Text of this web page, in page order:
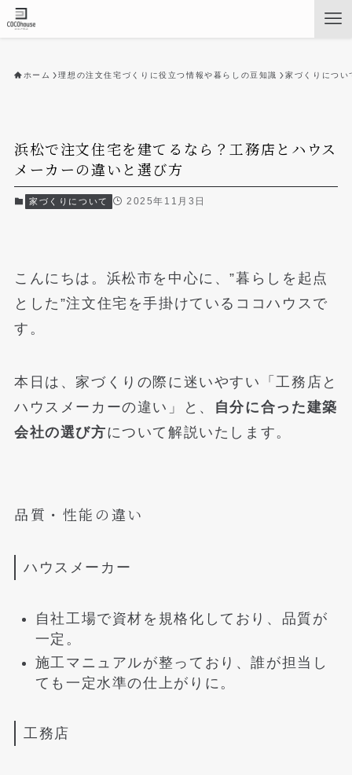
ホーム 理想の注文住宅づくりに役立つ情報や暮らしの豆知識 家づくりについ
浜松で注文住宅を建てるなら？工務店とハウス
メーカーの違いと選び方
家づくりについて 2025年11月3日
こんにちは。浜松市を中心に、”暮らしを起点
とした”注文住宅を手掛けているココハウスで
す。
本日は、家づくりの際に迷いやすい「工務店と
ハウスメーカーの違い」と、
自分に合った建築
会社の選び方について解説いたします。
品質・性能の違い
ハウスメーカー
自社工場で資材を規格化しており、品質が
一定。
施工マニュアルが整っており、誰が担当し
ても一定水準の仕上がりに。
工務店